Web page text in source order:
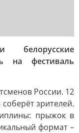
белорусские
на фестиваль
России. 12
зрителей.
прыжок в
формат –